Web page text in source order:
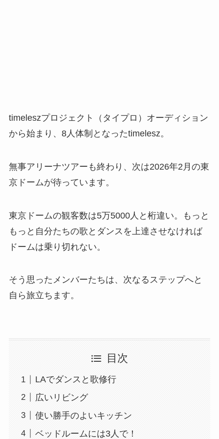
timeleszプロジェクト（タイプロ）オーディション
から始まり、8人体制となったtimelesz。
無事アリーナツアーも終わり、次は2026年2月の東
京ドームが待っています。
東京ドームの観客数は5万5000人と桁違い。もっと
もっと自分たちの歌とダンスを上達させなければ
ドームは乗り切れない。
そう思ったメンバーたちは、次なるステップへと
自ら旅立ちます。
目次
LAでダンスと歌修行
広いリビング
使い勝手のよいキッチン
ベッドルームには3人で！